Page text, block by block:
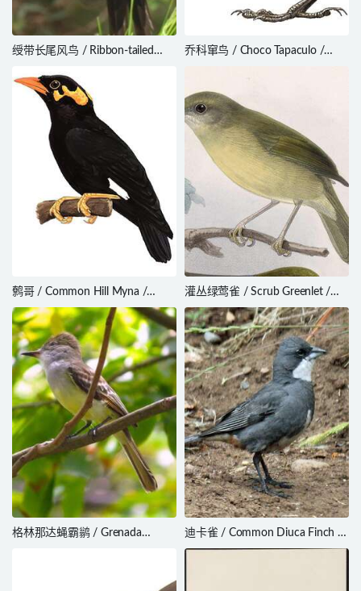
绶带长尾风鸟 / Ribbon-tailed
乔科窜鸟 / Choco Tapaculo /
鹩哥 / Common Hill Myna /
Gracula religiosa
灌丛绿莺雀 / Scrub Greenlet /
Hylophilus flavipes
格林那达蝇霸鹟 / Grenada
迪卡雀 / Common Diuca Finch /
Diuca diuca